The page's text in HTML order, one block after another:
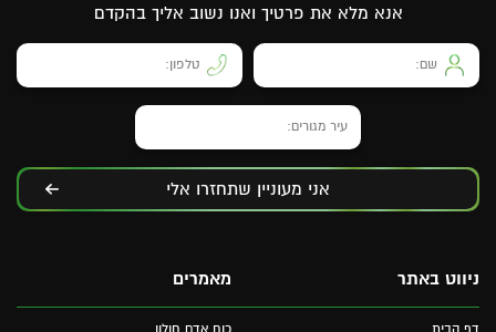
אנא מלא את פרטיך ואנו נשוב אליך בהקדם
אני מעוניין שתחזרו אלי
ניווט באתר
דף הבית
מאמרים
כוח אדם חולון